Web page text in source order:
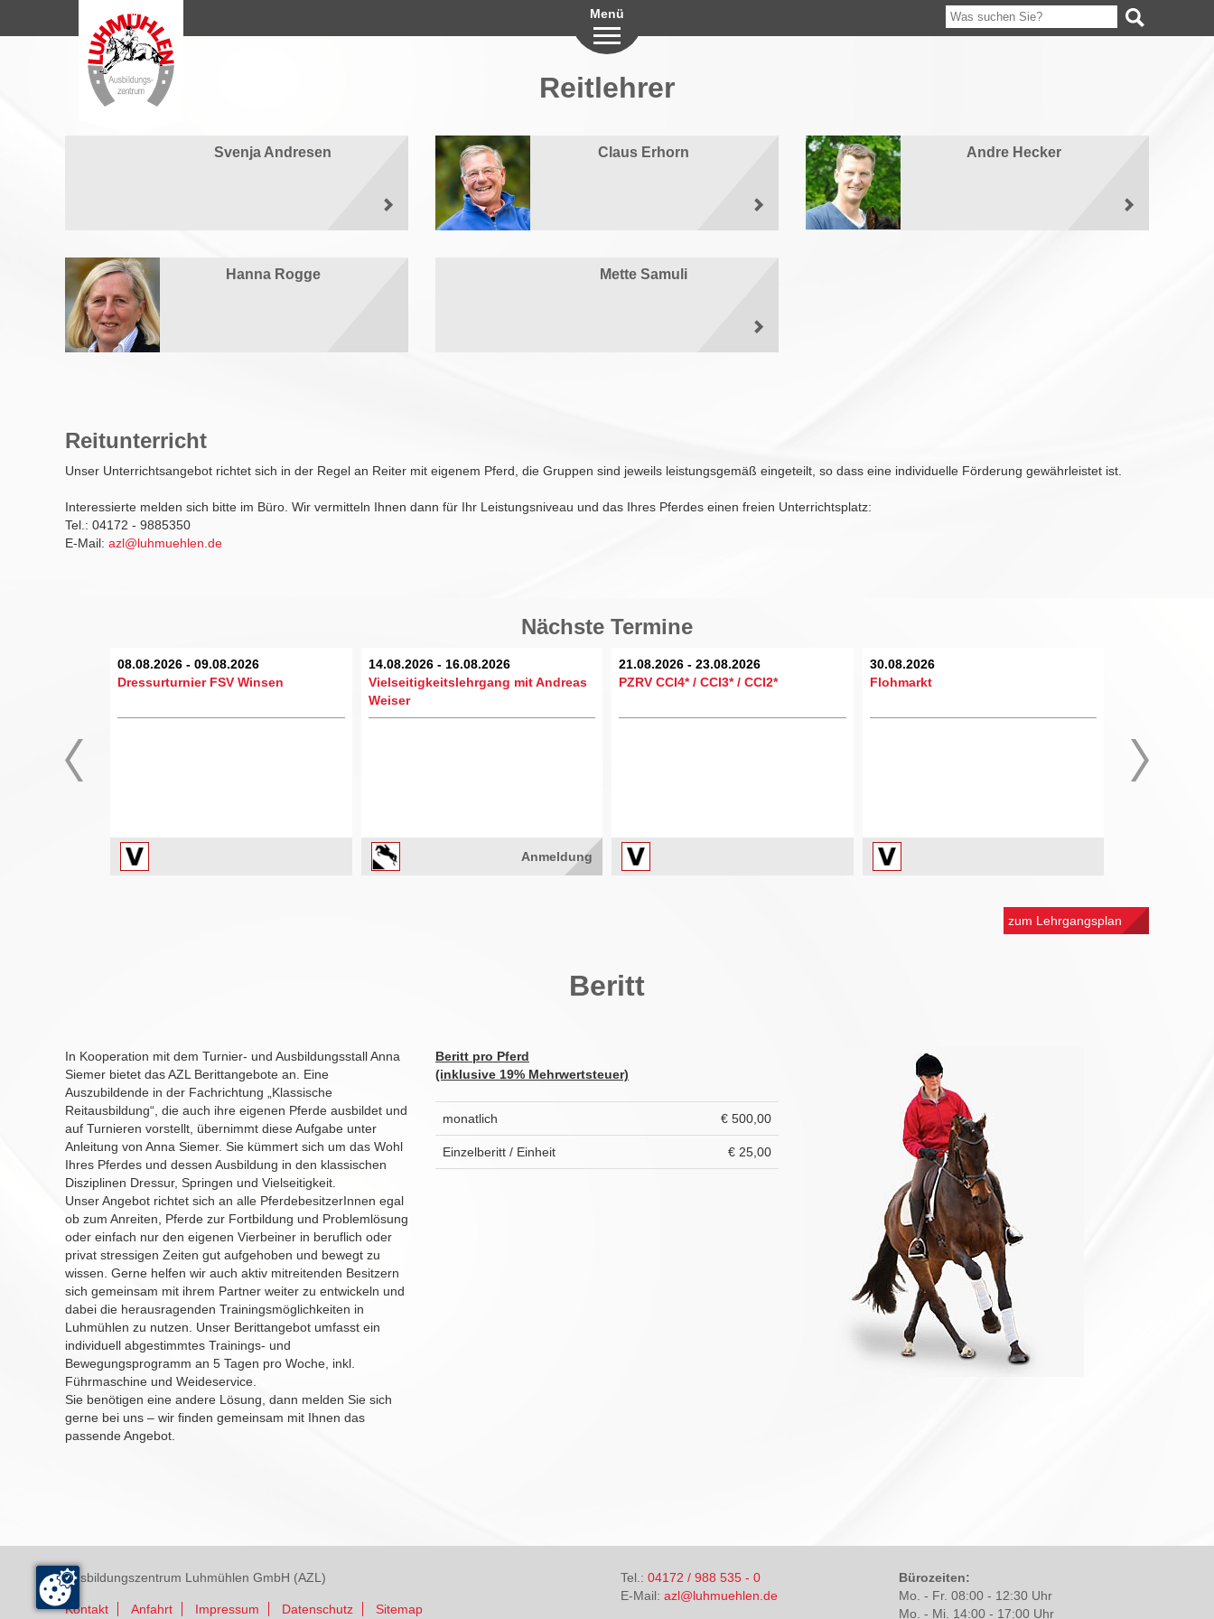
Menü
Reitlehrer
Svenja Andresen Claus Erhorn Andre Hecker
Hanna Rogge Mette Samuli
Reitunterricht
Unser Unterrichtsangebot richtet sich in der Regel an Reiter mit eigenem Pferd, die Gruppen sind jeweils leistungsgemäß eingeteilt, so dass eine individuelle Förderung gewährleistet ist.
Interessierte melden sich bitte im Büro. Wir vermitteln Ihnen dann für Ihr Leistungsniveau und das Ihres Pferdes einen freien Unterrichtsplatz:
Tel.: 04172 - 9885350
E-Mail: azl@luhmuehlen.de
Nächste Termine
08.08.2026 - 09.08.2026
Dressurturnier FSV Winsen
14.08.2026 - 16.08.2026
Vielseitigkeitslehrgang mit Andreas
Weiser
Anmeldung
21.08.2026 - 23.08.2026
PZRV CCI4* / CCI3* / CCI2*
30.08.2026
Flohmarkt
zum Lehrgangsplan
Beritt
In Kooperation mit dem Turnier- und Ausbildungsstall Anna
Siemer bietet das AZL Berittangebote an. Eine
Auszubildende in der Fachrichtung „Klassische
Reitausbildung“, die auch ihre eigenen Pferde ausbildet und
auf Turnieren vorstellt, übernimmt diese Aufgabe unter
Anleitung von Anna Siemer. Sie kümmert sich um das Wohl
Ihres Pferdes und dessen Ausbildung in den klassischen
Disziplinen Dressur, Springen und Vielseitigkeit.
Unser Angebot richtet sich an alle PferdebesitzerInnen egal
ob zum Anreiten, Pferde zur Fortbildung und Problemlösung
oder einfach nur den eigenen Vierbeiner in beruflich oder
privat stressigen Zeiten gut aufgehoben und bewegt zu
wissen. Gerne helfen wir auch aktiv mitreitenden Besitzern
sich gemeinsam mit ihrem Partner weiter zu entwickeln und
dabei die herausragenden Trainingsmöglichkeiten in
Luhmühlen zu nutzen. Unser Berittangebot umfasst ein
individuell abgestimmtes Trainings- und
Bewegungsprogramm an 5 Tagen pro Woche, inkl.
Führmaschine und Weideservice.
Sie benötigen eine andere Lösung, dann melden Sie sich
gerne bei uns – wir finden gemeinsam mit Ihnen das
passende Angebot.
Beritt pro Pferd
(inklusive 19% Mehrwertsteuer)
monatlich € 500,00
Einzelberitt / Einheit € 25,00
Ausbildungszentrum Luhmühlen GmbH (AZL)
Kontakt Anfahrt Impressum Datenschutz Sitemap
Tel.: 04172 / 988 535 - 0
E-Mail: azl@luhmuehlen.de
Bürozeiten:
Mo. - Fr. 08:00 - 12:30 Uhr
Mo. - Mi. 14:00 - 17:00 Uhr